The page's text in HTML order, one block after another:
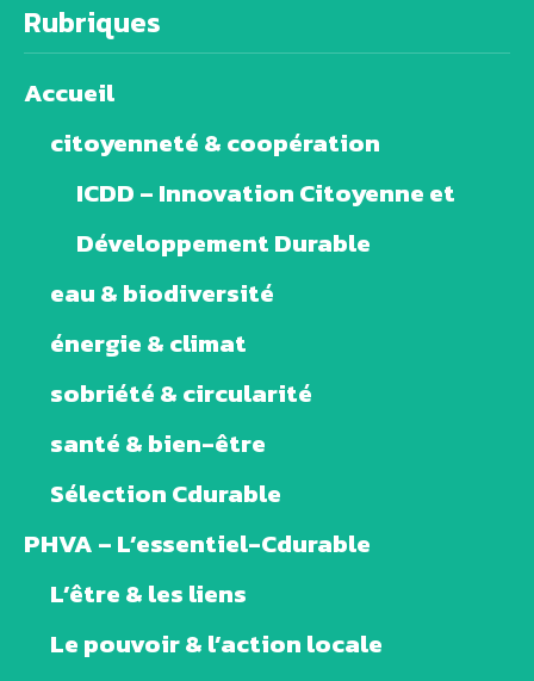
Rubriques
Accueil
citoyenneté & coopération
ICDD – Innovation Citoyenne et
Développement Durable
eau & biodiversité
énergie & climat
sobriété & circularité
santé & bien-être
Sélection Cdurable
PHVA – L’essentiel-Cdurable
L’être & les liens
Le pouvoir & l’action locale